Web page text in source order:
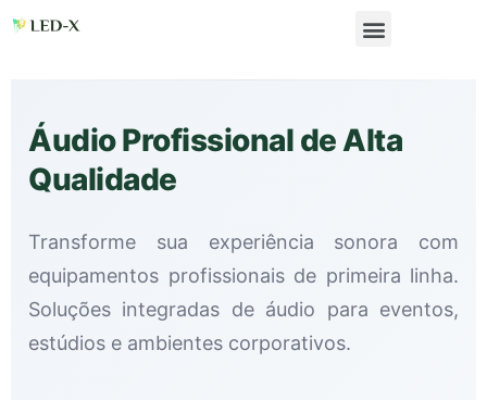
Áudio Profissional de Alta
Qualidade
Transforme sua experiência sonora com
equipamentos profissionais de primeira linha.
Soluções integradas de áudio para eventos,
estúdios e ambientes corporativos.